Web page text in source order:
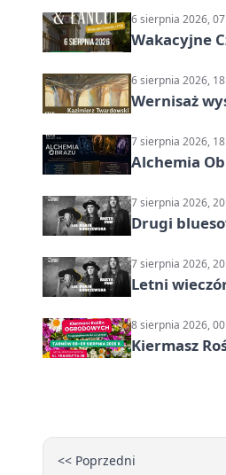
6 sierpnia 2026,
Wakacyjne
6 sierpnia 2026,
Wernisaż
7 sierpnia 2026,
Alchemia
7 sierpnia 2026,
Drugi
7 sierpnia 2026,
Letni
8 sierpnia 2026,
Kiermasz
<< Poprzedni